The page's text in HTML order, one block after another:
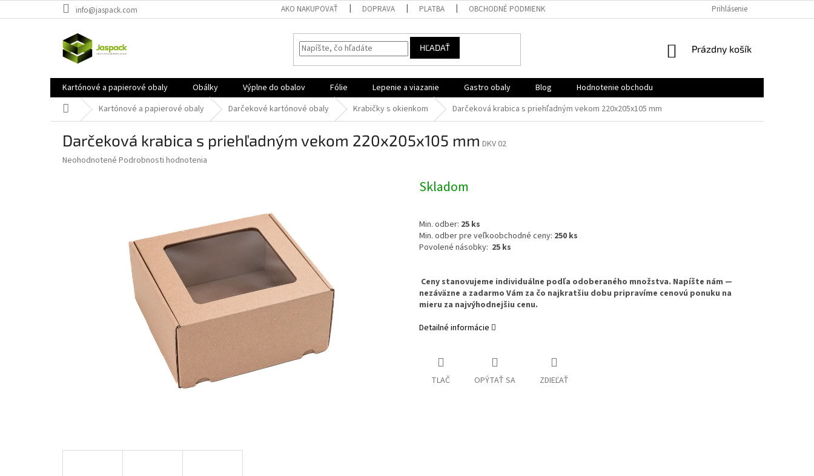
na
info@jaspack.com AKO NAKUPOVAŤ DOPRAVA PLATBA OBCHODNÉ PODMIENKY PODMIENKY OCHRANY OSOBNÝCH ÚDAJOV KONTAKTY
Prihlásenie
HĽADAŤ
NÁKUPNÝ
Prázdny košík
Kartónové a papierové obaly Obálky Výplne do obalov Fólie Lepenie a viazanie Gastro obaly Blog
Hodnotenie obchodu
DomovKartónové a papierové obaly Darčekové kartónové obaly Krabičky s okienkom Darčeková krabica s priehľadným vekom 220x205x105 mm
Darčeková krabica s priehľadným vekom 220x205x105 mm DKV 02
Priemerné
Neohodnotené Podrobnosti hodnotenia
Skladom
Min. odber: 25 ks
Min. odber pre veľkoobchodné ceny: 250 ks
Povolené násobky: 25 ks
Ceny stanovujeme individuálne podľa odoberaného množstva. Napíšte nám —
nezáväzne a zadarmo Vám za čo najkratšiu dobu pripravíme cenovú ponuku na
mieru za najvýhodnejšiu cenu.
Detailné informácie
TLAČ OPÝTAŤ SA ZDIEĽAŤ